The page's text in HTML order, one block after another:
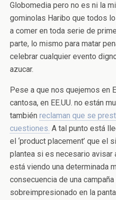
Globomedia pero no es ni la
gominolas Haribo que todos
a comer en toda serie de
parte, lo mismo para matar
celebrar cualquier evento
azucar.
Pese a que nos quejemos en
cantosa, en EE.UU. no están
también reclaman que se
cuestiones. A tal punto está
el ‘product placement’ que el
plantea si es necesario avisar
está viendo una determinada
consecuencia de una
sobreimpresionado en la